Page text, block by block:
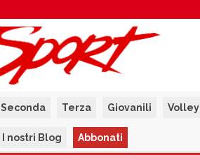
Seconda Terza Giovanili Volley
I nostri Blog Abbonati